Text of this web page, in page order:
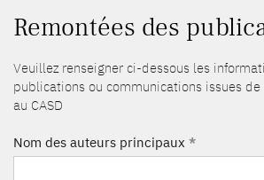
Remontées des
Veuillez renseigner ci-dessous les
publications ou communications issues de
au CASD
Nom des auteurs principaux *